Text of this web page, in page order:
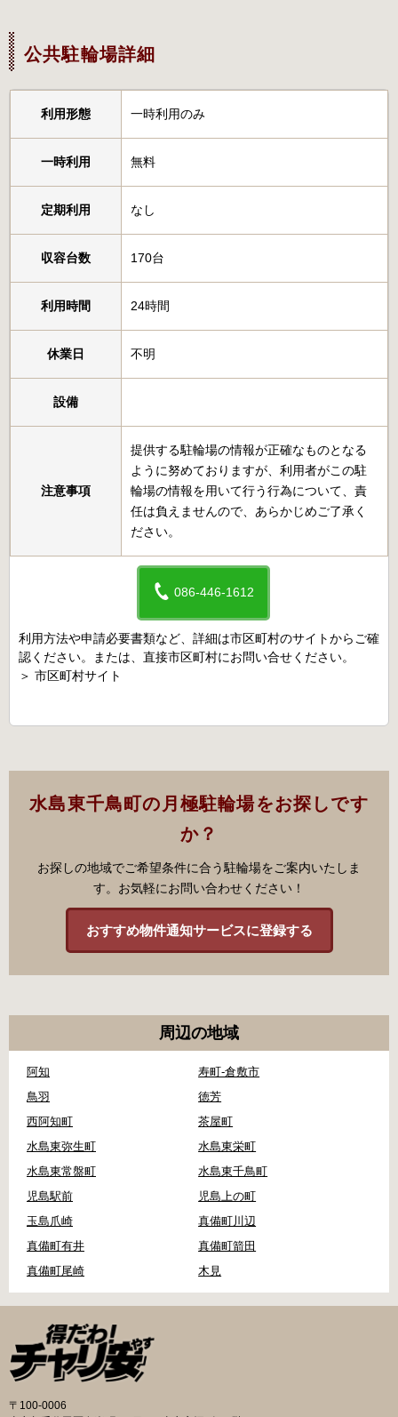
公共駐輪場詳細
利用形態 一時利用のみ
一時利用 無料
定期利用 なし
収容台数 170台
利用時間 24時間
休業日 不明
設備
注意事項
提供する駐輪場の情報が正確なものとなる
ように努めておりますが、利用者がこの駐
輪場の情報を用いて行う行為について、責
任は負えませんので、あらかじめご了承く
ださい。
086-446-1612
利用方法や申請必要書類など、詳細は市区町村のサイトからご確
認ください。または、直接市区町村にお問い合せください。
＞ 市区町村サイト
水島東千鳥町の月極駐輪場をお探しです
か？
お探しの地域でご希望条件に合う駐輪場をご案内いたしま
す。お気軽にお問い合わせください！
おすすめ物件通知サービスに登録する
周辺の地域
阿知
寿町-倉敷市
鳥羽
徳芳
西阿知町
茶屋町
水島東弥生町
水島東栄町
水島東常盤町
水島東千鳥町
児島駅前
児島上の町
玉島爪崎
真備町川辺
真備町有井
真備町箭田
真備町尾崎
木見
〒100-0006